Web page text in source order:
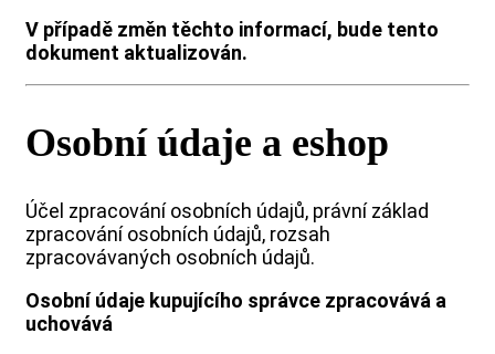
V případě změn těchto informací, bude tento
dokument aktualizován.
Osobní údaje a eshop
Účel zpracování osobních údajů, právní základ
zpracování osobních údajů, rozsah
zpracovávaných osobních údajů.
Osobní údaje kupujícího správce zpracovává a
uchovává